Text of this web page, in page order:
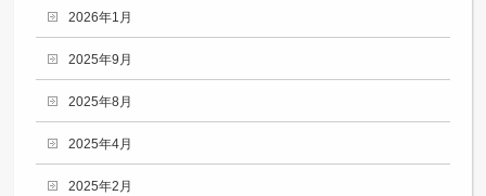
2026年1月
2025年9月
2025年8月
2025年4月
2025年2月